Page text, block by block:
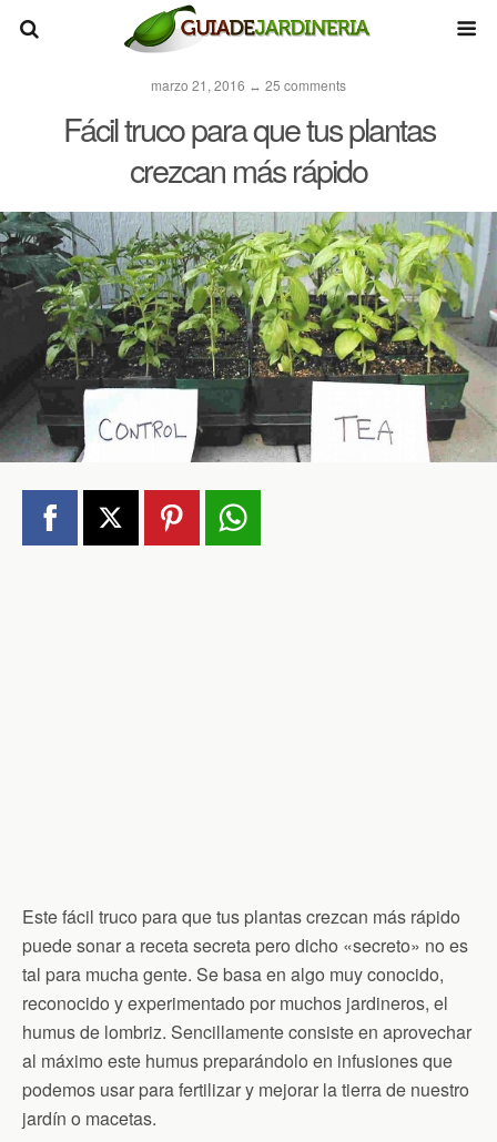
marzo 21, 2016 ↔ 25 comments
Fácil truco para que tus plantas
crezcan más rápido
Este fácil truco para que tus plantas crezcan más rápido
puede sonar a receta secreta pero dicho «secreto» no es
tal para mucha gente. Se basa en algo muy conocido,
reconocido y experimentado por muchos jardineros, el
humus de lombriz. Sencillamente consiste en aprovechar
al máximo este humus preparándolo en infusiones que
podemos usar para fertilizar y mejorar la tierra de nuestro
jardín o macetas.